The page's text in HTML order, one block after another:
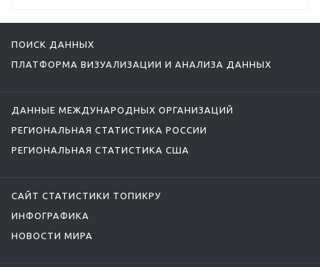
ПОИСК ДАННЫХ
ПЛАТФОРМА ВИЗУАЛИЗАЦИИ И АНАЛИЗА ДАННЫХ
ДАННЫЕ МЕЖДУНАРОДНЫХ ОРГАНИЗАЦИЙ
РЕГИОНАЛЬНАЯ СТАТИСТИКА РОССИИ
РЕГИОНАЛЬНАЯ СТАТИСТИКА США
САЙТ СТАТИСТИКИ ТОПИКРУ
ИНФОГРАФИКА
НОВОСТИ МИРА